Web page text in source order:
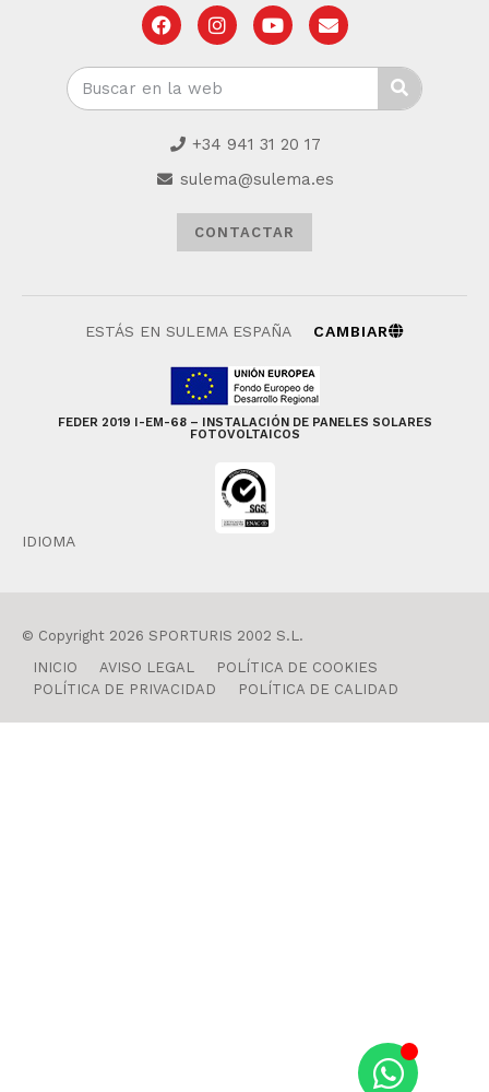
+34 941 31 20 17
sulema@sulema.es
CONTACTAR
ESTÁS EN SULEMA ESPAÑA CAMBIAR
FEDER 2019 I-EM-68 – INSTALACIÓN DE PANELES SOLARES
FOTOVOLTAICOS
IDIOMA
© Copyright 2026 SPORTURIS 2002 S.L.
INICIO
AVISO LEGAL
POLÍTICA DE COOKIES
POLÍTICA DE PRIVACIDAD
POLÍTICA DE CALIDAD